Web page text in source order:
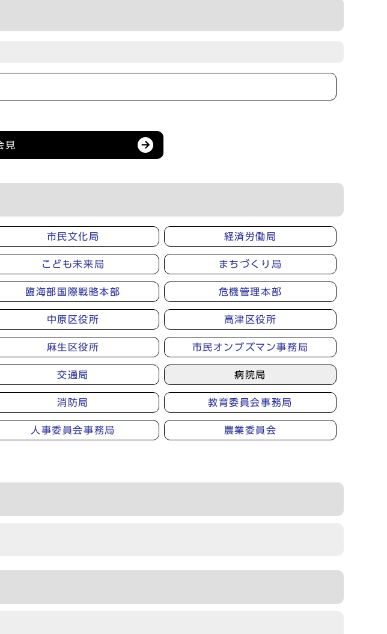
見
市民文化局 経済労働局
こども未来局 まちづくり局
臨海部国際戦略本部 危機管理本部
中原区役所 高津区役所
麻生区役所 市民オンブズマン事務局
交通局 病院局
消防局 教育委員会事務局
人事委員会事務局 農業委員会